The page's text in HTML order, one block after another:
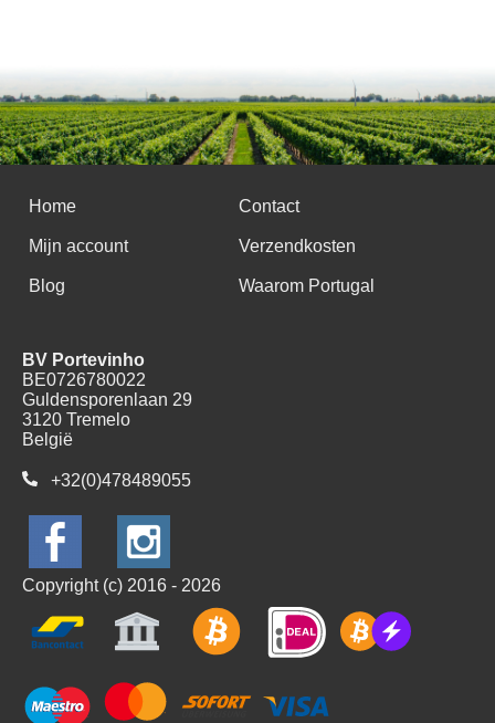
Home Contact
Mijn account Verzendkosten
Blog Waarom Portugal
BV Portevinho
BE0726780022
Guldensporenlaan 29
3120 Tremelo
België
+32(0)478489055
Copyright (c) 2016 - 2026